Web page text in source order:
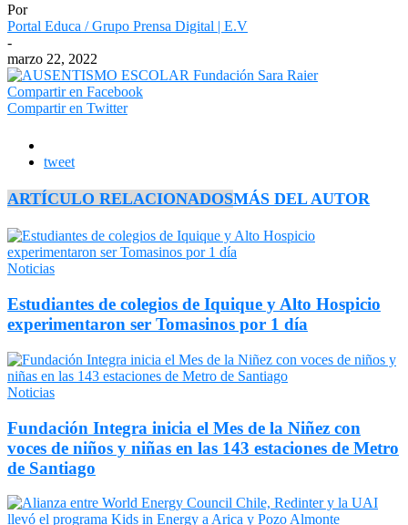
Por
Portal Educa / Grupo Prensa Digital | E.V
-
marzo 22, 2022
Compartir en Facebook
Compartir en Twitter
tweet
ARTÍCULO RELACIONADOSMÁS DEL AUTOR
Noticias
Estudiantes de colegios de Iquique y Alto Hospicio
experimentaron ser Tomasinos por 1 día
Noticias
Fundación Integra inicia el Mes de la Niñez con
voces de niños y niñas en las 143 estaciones de Metro
de Santiago